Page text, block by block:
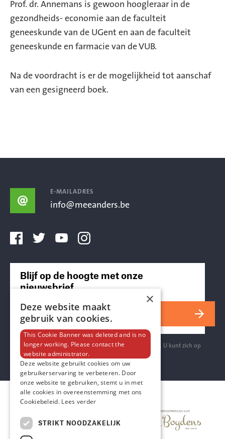
Prof. dr. Annemans is gewoon hoogleraar in de
gezondheids- economie aan de faculteit
geneeskunde van de UGent en aan de faculteit
geneeskunde en farmacie van de VUB.
Na de voordracht is er de mogelijkheid tot aanschaf
van een gesigneerd boek.
E-MAILADRES
info@meeanders.be
Blijf op de hoogte met onze
nieuwsbrief
Inschrijven
Aanmelden voor onze nieuwsbrief is gratis en vrijblijvend. U kunt zich op
ieder moment weer afmelden.
×
Deze website maakt
gebruik van cookies.
This Cookie Banner was deleted and is no
longer working. Please contact the
website administrator.
Deze website gebruikt cookies om uw
gebruikerservaring te verbeteren. Door
onze website te gebruiken, stemt u in met
alle cookies in overeenstemming met ons
Cookiebeleid. Lees verder
STRIKT NOODZAKELIJK